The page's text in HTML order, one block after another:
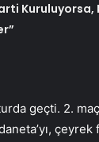
Kuruluyorsa,
geçti. 2.